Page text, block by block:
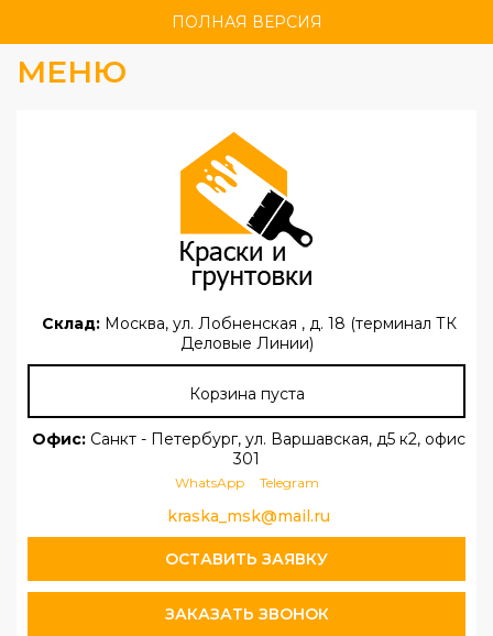
ПОЛНАЯ ВЕРСИЯ
МЕНЮ
Склад:Москва, ул. Лобненская , д. 18 (терминал ТК
Деловые Линии)
Корзина пуста
Офис: Санкт - Петербург, ул. Варшавская, д5 к2, офис
301
WhatsApp Telegram
kraska_msk@mail.ru
ОСТАВИТЬ ЗАЯВКУ
ЗАКАЗАТЬ ЗВОНОК